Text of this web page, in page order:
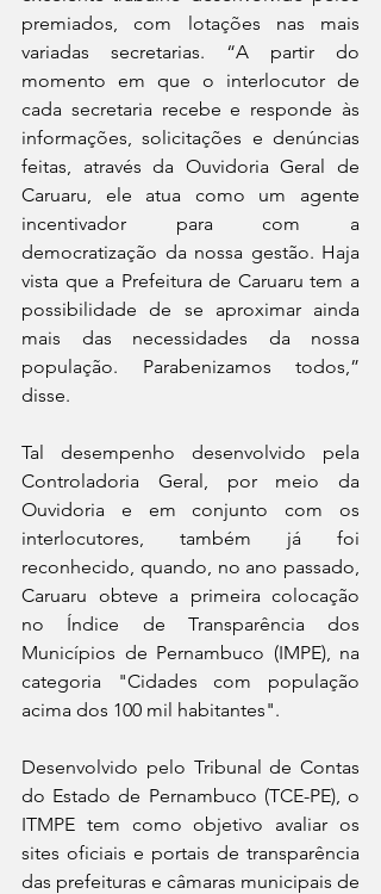
premiados, com lotações nas mais
variadas secretarias. “A partir do
momento em que o interlocutor de
cada secretaria recebe e responde às
informações, solicitações e denúncias
feitas, através da Ouvidoria Geral de
Caruaru, ele atua como um agente
incentivador para com a
democratização da nossa gestão. Haja
vista que a Prefeitura de Caruaru tem a
possibilidade de se aproximar ainda
mais das necessidades da nossa
população. Parabenizamos todos,”
disse.
Tal desempenho desenvolvido pela
Controladoria Geral, por meio da
Ouvidoria e em conjunto com os
interlocutores, também já foi
reconhecido, quando, no ano passado,
Caruaru obteve a primeira colocação
no Índice de Transparência dos
Municípios de Pernambuco (IMPE), na
categoria "Cidades com população
acima dos 100 mil habitantes".
Desenvolvido pelo Tribunal de Contas
do Estado de Pernambuco (TCE-PE), o
ITMPE tem como objetivo avaliar os
sites oficiais e portais de transparência
das prefeituras e câmaras municipais de